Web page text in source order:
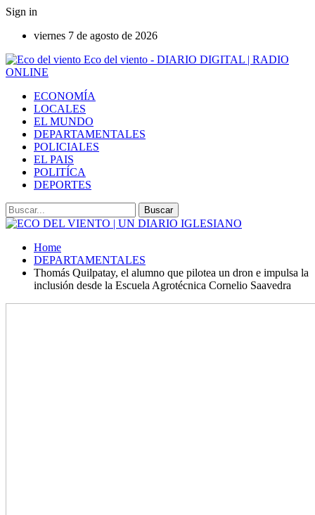
Sign in
viernes 7 de agosto de 2026
Eco del viento - DIARIO DIGITAL | RADIO
ONLINE
ECONOMÍA
LOCALES
EL MUNDO
DEPARTAMENTALES
POLICIALES
EL PAIS
POLITÍCA
DEPORTES
Home
DEPARTAMENTALES
Thomás Quilpatay, el alumno que pilotea un dron e impulsa la
inclusión desde la Escuela Agrotécnica Cornelio Saavedra